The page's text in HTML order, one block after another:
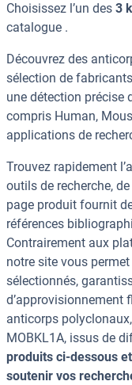
Choisissez l’un des 3
catalogue .
Découvrez des
sélection de
une détection précise
compris Human,
applications de
Trouvez rapidement
outils de recherche,
page produit fournit
références
Contrairement aux
notre site vous
sélectionnés,
d’approvisionnement
anticorps
MOBKL1A, issus de
produits ci-dessous
soutenir vos